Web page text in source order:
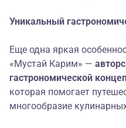
Уникальный
Еще одна яркая
«Мустай Карим» —
гастрономической
которая помогает
многообразие